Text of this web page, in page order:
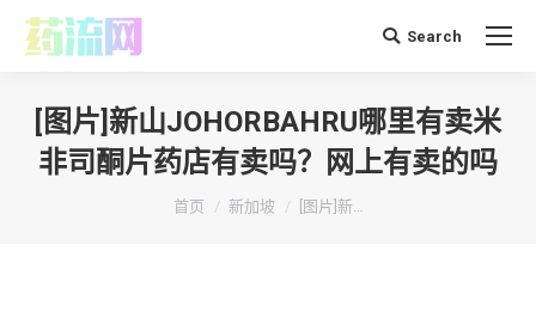
搜 Search
[图片]新山JOHORBAHRU哪里有卖米
非司酮片药店有卖吗？网上有卖的吗
你在这里：
首页 新加坡 [图片]新…